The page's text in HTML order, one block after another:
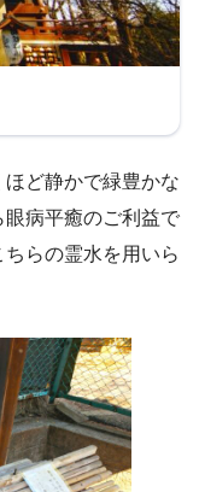
ど静かで緑豊かな
病平癒のご利益で
らの霊水を用いら